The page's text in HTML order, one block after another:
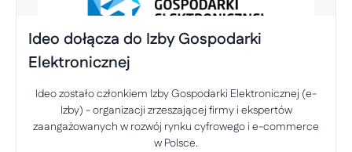
Ideo dołącza do Izby Gospodarki
Elektronicznej
Ideo zostało członkiem Izby Gospodarki Elektronicznej (e-
Izby) - organizacji zrzeszającej firmy i ekspertów
zaangażowanych w rozwój rynku cyfrowego i e-commerce
w Polsce.